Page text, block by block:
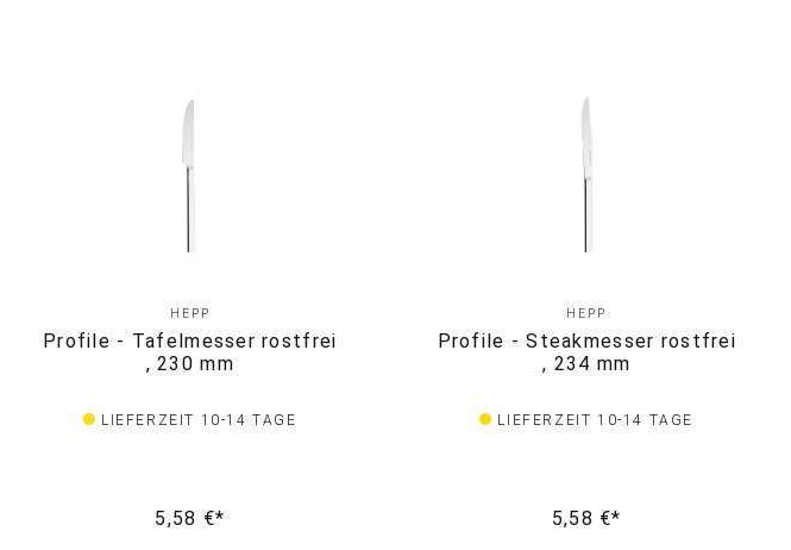
HEPP
Profile - Tafelmesser rostfrei
, 230 mm
LIEFERZEIT 10-14 TAGE
5,58 €*
HEPP
Profile - Steakmesser rostfrei
, 234 mm
LIEFERZEIT 10-14 TAGE
5,58 €*